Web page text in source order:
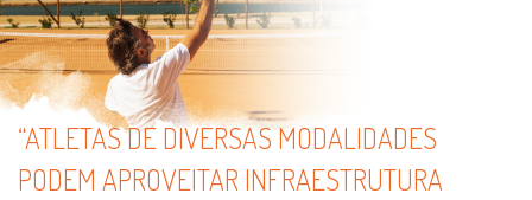
“ATLETAS DE DIVERSAS MODALIDADES
PODEM APROVEITAR INFRAESTRUTURA